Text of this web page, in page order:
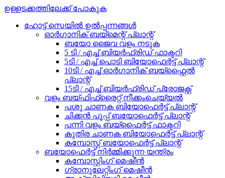
ഉള്ളടക്കത്തിലേക്ക് പോകുക
ഹോട്ട് സെയിൽ ഉൽപ്പന്നങ്ങൾ
ഓർഗാനിക് ബയ്മെന്റ് പ്ലാന്റ്
ബയോ ജൈവ വളം നടുക
5 ടി / എച്ച് ബിയർഫ്രിഡ് ഫാക്ടറി
5ടി / എച്ച് പൊടി ബിയോഫെർട്ട് പ്ലാന്റ്
10ടി / എച്ച് ഓർഗാനിക് ബയ്ഫ്റ്റൈൽ
പ്ലാന്റ്
15ടി / എച്ച് ബിയർഫ്രിഡ് പ്രോജക്റ്റ്
വളം ബയ്ഫിഫ്രൈറ്റ് നീക്കംചെയ്യൽ
പശു ചാണക ബിയോഫെർട്ട് പ്ലാന്റ്
ചിക്കൻ പൂപ്പ് ബയോഫെർട്ട് പ്ലാന്റ്
പന്നി വളം ബയ്ഫൈർട്ട് ഫാക്ടറി
കുതിര ചാണക ബിയോഫെർട്ട് പ്ലാന്റ്
കമ്പോസ്റ്റ് ബയോഫെർട്ട് പ്ലാന്റ്
ബയോഫെർട്ട് നിർമ്മിക്കുന്ന യന്ത്രം
കമ്പോസ്റ്റിംഗ് മെഷീൻ
ഗ്രാനുലേറ്റിംഗ് മെഷീൻ